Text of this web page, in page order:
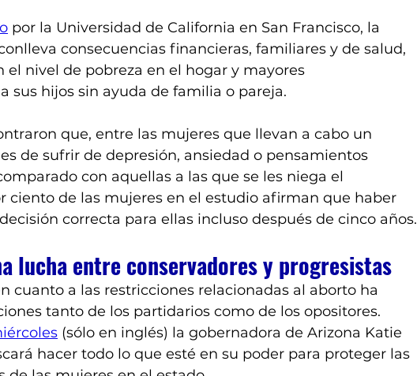
por la Universidad de California en San Francisco, la
consecuencias financieras, familiares y de salud,
nivel de pobreza en el hogar y mayores
sus hijos sin ayuda de familia o pareja.
que, entre las mujeres que llevan a cabo un
de sufrir de depresión, ansiedad o pensamientos
con aquellas a las que se les niega el
ciento de las mujeres en el estudio afirman que haber
correcta para ellas incluso después de cinco años.
lucha entre conservadores y progresistas
cuanto a las restricciones relacionadas al aborto ha
tanto de los partidarios como de los opositores.
(sólo en inglés) la gobernadora de Arizona Katie
hacer todo lo que esté en su poder para proteger las